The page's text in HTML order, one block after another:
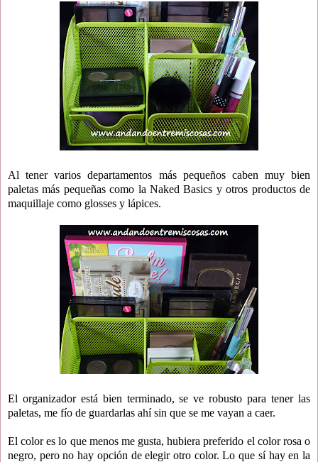
Al tener varios departamentos más pequeños caben muy bien
paletas más pequeñas como la Naked Basics y otros productos de
maquillaje como glosses y lápices.
El organizador está bien terminado, se ve robusto para tener las
paletas, me fío de guardarlas ahí sin que se me vayan a caer.
El color es lo que menos me gusta, hubiera preferido el color rosa o
negro, pero no hay opción de elegir otro color. Lo que sí hay en la